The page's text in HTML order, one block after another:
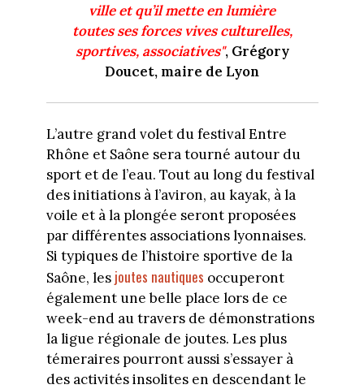
ville et qu’il mette en lumière
toutes ses forces vives culturelles,
sportives, associatives", Grégory
Doucet, maire de Lyon
L’autre grand volet du festival Entre
Rhône et Saône sera tourné autour du
sport et de l’eau. Tout au long du festival
des initiations à l’aviron, au kayak, à la
voile et à la plongée seront proposées
par différentes associations lyonnaises.
Si typiques de l’histoire sportive de la
Saône, les joutes nautiques occuperont
également une belle place lors de ce
week-end au travers de démonstrations
la ligue régionale de joutes. Les plus
témeraires pourront aussi s’essayer à
des activités insolites en descendant le